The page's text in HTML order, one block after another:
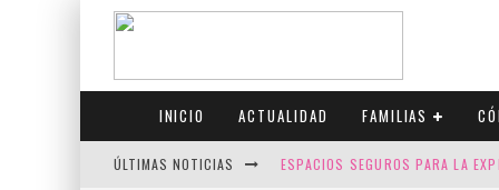
INICIO ACTUALIDAD FAMILIAS
ÚLTIMAS NOTICIAS ESPACIOS SEGUROS PARA LA